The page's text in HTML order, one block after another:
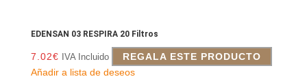
EDENSAN 03 RESPIRA 20 Filtros
7.02€ IVA Incluido
REGALA ESTE PRODUCTO
Añadir a lista de deseos